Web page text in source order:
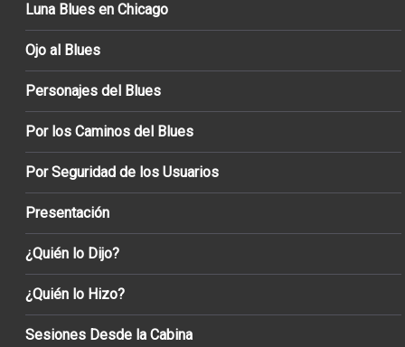
Luna Blues en Chicago
Ojo al Blues
Personajes del Blues
Por los Caminos del Blues
Por Seguridad de los Usuarios
Presentación
¿Quién lo Dijo?
¿Quién lo Hizo?
Sesiones Desde la Cabina